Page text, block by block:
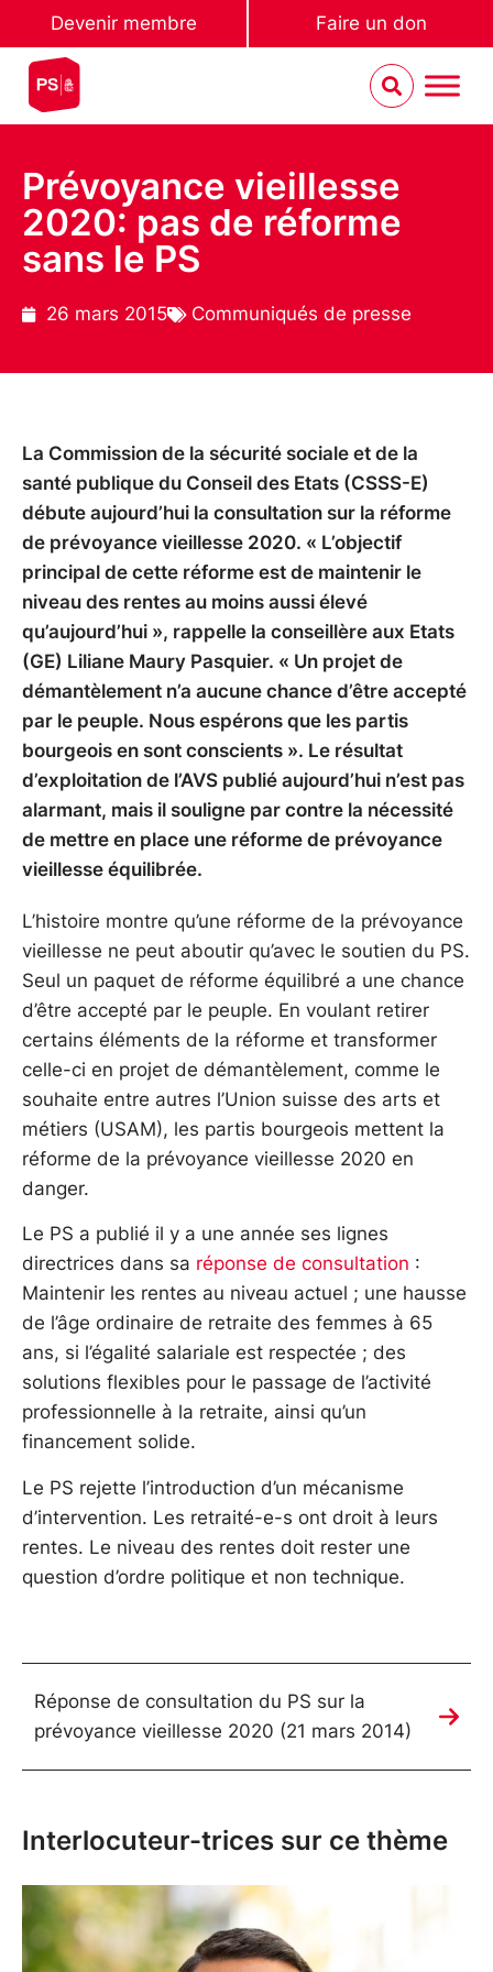
Devenir membre Faire un don
Prévoyance vieillesse
2020: pas de réforme
sans le PS
26 mars 2015 Communiqués de presse
La Commission de la sécurité sociale et de la
santé publique du Conseil des Etats (CSSS-E)
débute aujourd’hui la consultation sur la réforme
de prévoyance vieillesse 2020. « L’objectif
principal de cette réforme est de maintenir le
niveau des rentes au moins aussi élevé
qu’aujourd’hui », rappelle la conseillère aux Etats
(GE) Liliane Maury Pasquier. « Un projet de
démantèlement n’a aucune chance d’être accepté
par le peuple. Nous espérons que les partis
bourgeois en sont conscients ». Le résultat
d’exploitation de l’AVS publié aujourd’hui n’est pas
alarmant, mais il souligne par contre la nécessité
de mettre en place une réforme de prévoyance
vieillesse équilibrée.
L’histoire montre qu’une réforme de la prévoyance
vieillesse ne peut aboutir qu’avec le soutien du PS.
Seul un paquet de réforme équilibré a une chance
d’être accepté par le peuple. En voulant retirer
certains éléments de la réforme et transformer
celle-ci en projet de démantèlement, comme le
souhaite entre autres l’Union suisse des arts et
métiers (USAM), les partis bourgeois mettent la
réforme de la prévoyance vieillesse 2020 en
danger.
Le PS a publié il y a une année ses lignes
directrices dans sa réponse de consultation :
Maintenir les rentes au niveau actuel ; une hausse
de l’âge ordinaire de retraite des femmes à 65
ans, si l’égalité salariale est respectée ; des
solutions flexibles pour le passage de l’activité
professionnelle à la retraite, ainsi qu’un
financement solide.
Le PS rejette l’introduction d’un mécanisme
d’intervention. Les retraité-e-s ont droit à leurs
rentes. Le niveau des rentes doit rester une
question d’ordre politique et non technique.
Réponse de consultation du PS sur la
prévoyance vieillesse 2020 (21 mars 2014)
Interlocuteur-trices sur ce thème